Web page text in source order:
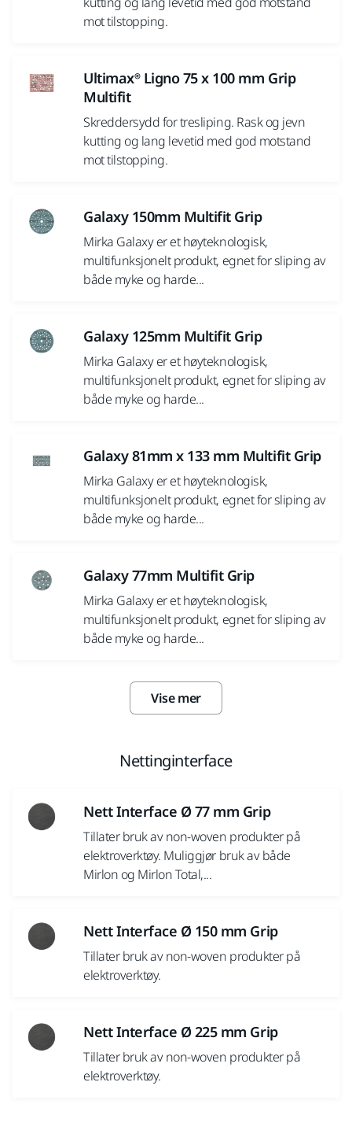
mot tilstopping.
Ultimax® Ligno 75 x 100 mm Grip
Multifit
Skreddersydd for tresliping. Rask og jevn
kutting og lang levetid med god motstand
mot tilstopping.
Galaxy 150mm Multifit Grip
Mirka Galaxy er et høyteknologisk,
multifunksjonelt produkt, egnet for sliping av
både myke og harde...
Galaxy 125mm Multifit Grip
Mirka Galaxy er et høyteknologisk,
multifunksjonelt produkt, egnet for sliping av
både myke og harde...
Galaxy 81mm x 133 mm Multifit Grip
Mirka Galaxy er et høyteknologisk,
multifunksjonelt produkt, egnet for sliping av
både myke og harde...
Galaxy 77mm Multifit Grip
Mirka Galaxy er et høyteknologisk,
multifunksjonelt produkt, egnet for sliping av
både myke og harde...
Vise mer
Nettinginterface
Nett Interface Ø 77 mm Grip
Tillater bruk av non-woven produkter på
elektroverktøy. Muliggjør bruk av både
Mirlon og Mirlon Total,...
Nett Interface Ø 150 mm Grip
Tillater bruk av non-woven produkter på
elektroverktøy.
Nett Interface Ø 225 mm Grip
Tillater bruk av non-woven produkter på
elektroverktøy.